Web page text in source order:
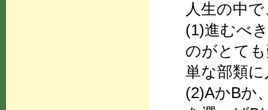
人生の中
(1)進むべ
のがとて
単な部類
(2)AかBか